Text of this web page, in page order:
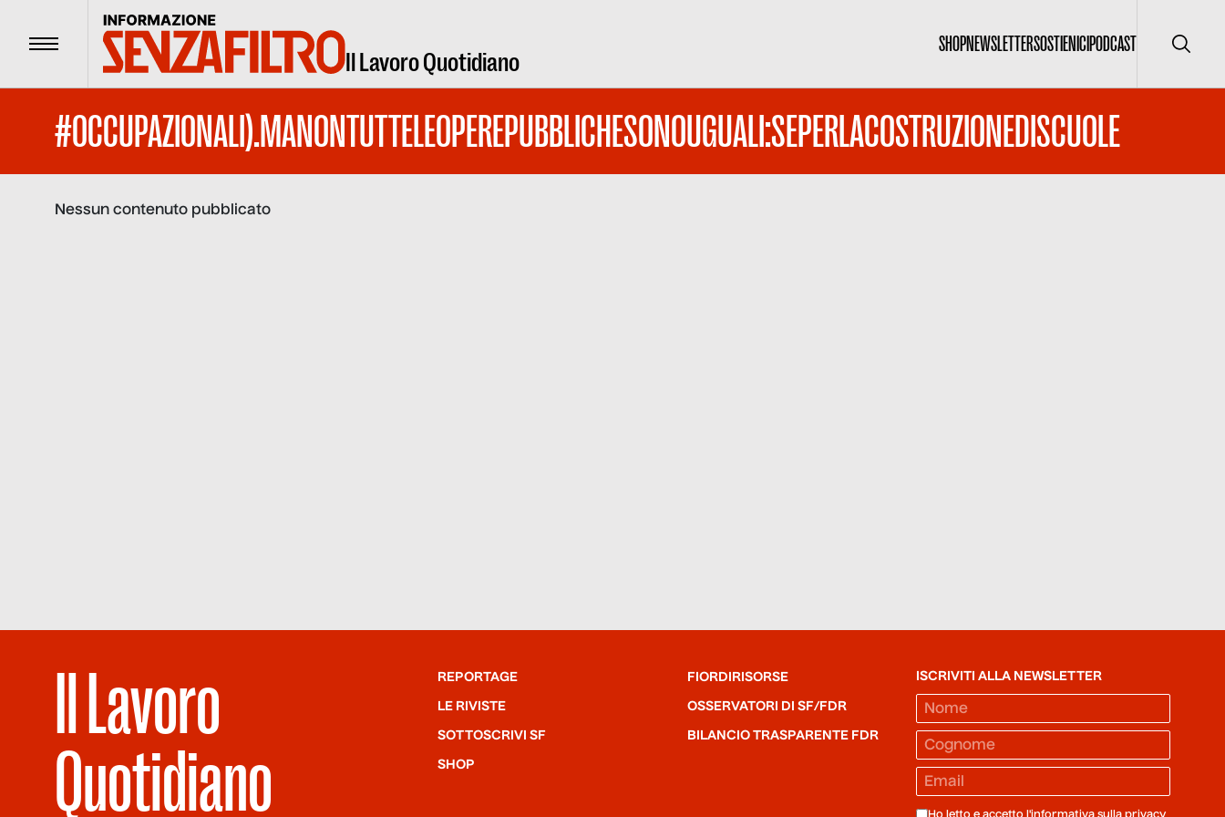
Menu Il Lavoro Quotidiano
SHOPNEWSLETTERSOSTIENICIPODCAST Cerca
#OCCUPAZIONALI).MANONTUTTELEOPEREPUBBLICHESONOUGUALI:SEPERLACOSTRUZIONEDISCUOLE
Nessun contenuto pubblicato
Il Lavoro
Quotidiano
REPORTAGE
LE RIVISTE
SOTTOSCRIVI SF
SHOP
FIORDIRISORSE
OSSERVATORI DI SF/FDR
BILANCIO TRASPARENTE FDR
ISCRIVITI ALLA NEWSLETTER